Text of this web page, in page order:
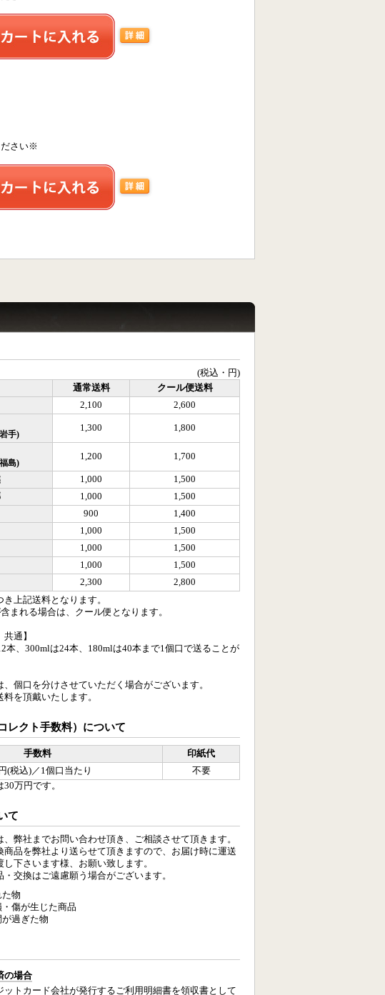
さい※
(税込・円)
通常送料
クール便送料
2,100
2,600
手)
1,300 1,800
島)
1,200 1,700
1,000
1,500
1,000
1,500
900
1,400
1,000
1,500
1,000
1,500
1,000
1,500
2,300
2,800
上記送料となります。
まれる場合は、クール便となります。
通】
本、300mlは24本、180mlは40本まで1個口で送ることが
個口を分けさせていただく場合がございます。
を頂戴いたします。
レクト手数料）について
手数料
印紙代
(税込)／1個口当たり
不要
万円です。
て
弊社までお問い合わせ頂き、ご相談させて頂きます。
商品を弊社より送らせて頂きますので、お届け時に運送
下さいます様、お願い致します。
交換はご遠慮願う場合がございます。
物
傷が生じた商品
過ぎた物
の場合
ットカード会社が発行するご利用明細書を領収書として